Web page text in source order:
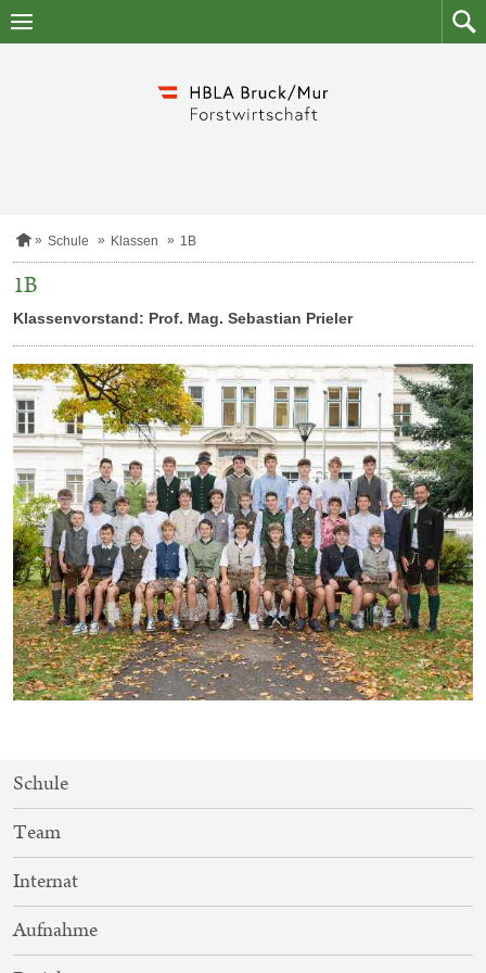
Zum
Zum
S
r
s
e
i
t
e
Schule Klassen 1B
1B
Klassenvorstand: Prof. Mag. Sebastian Prieler
SITEMAP-
NAVIGATION
Schule
Team
Internat
Aufnahme